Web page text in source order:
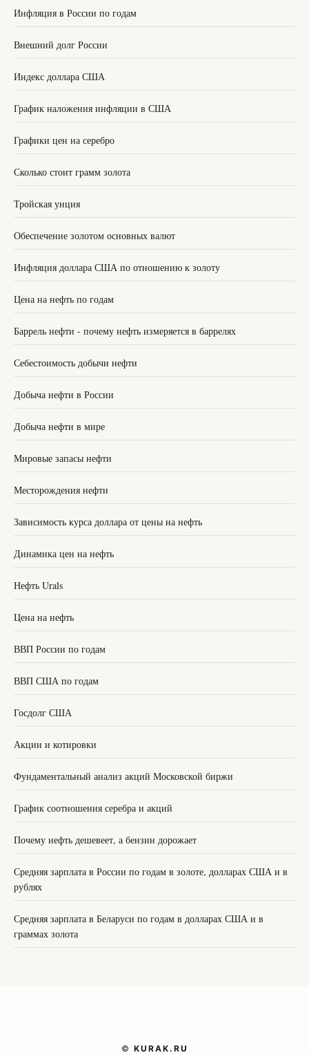
Инфляция в России по годам
Внешний долг России
Индекс доллара США
График наложения инфляции в США
Графики цен на серебро
Сколько стоит грамм золота
Тройская унция
Обеспечение золотом основных валют
Инфляция доллара США по отношению к золоту
Цена на нефть по годам
Баррель нефти - почему нефть измеряется в баррелях
Себестоимость добычи нефти
Добыча нефти в России
Добыча нефти в мире
Мировые запасы нефти
Месторождения нефти
Зависимость курса доллара от цены на нефть
Динамика цен на нефть
Нефть Urals
Цена на нефть
ВВП России по годам
ВВП США по годам
Госдолг США
Акции и котировки
Фундаментальный анализ акций Московской биржи
График соотношения серебра и акций
Почему нефть дешевеет, а бензин дорожает
Средняя зарплата в России по годам в золоте, долларах США и в
рублях
Средняя зарплата в Беларуси по годам в долларах США и в
граммах золота
© KURAK.RU